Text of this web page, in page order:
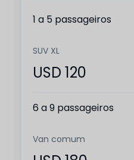
1 a 5 passageiros
SUV XL
USD 120
6 a 9 passageiros
Van comum